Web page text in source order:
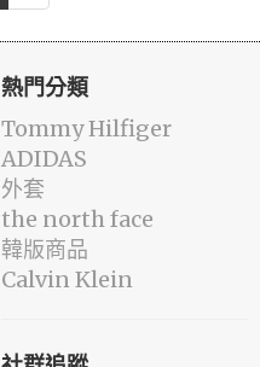
熱門分類
Tommy Hilfiger
ADIDAS
外套
the north face
韓版商品
Calvin Klein